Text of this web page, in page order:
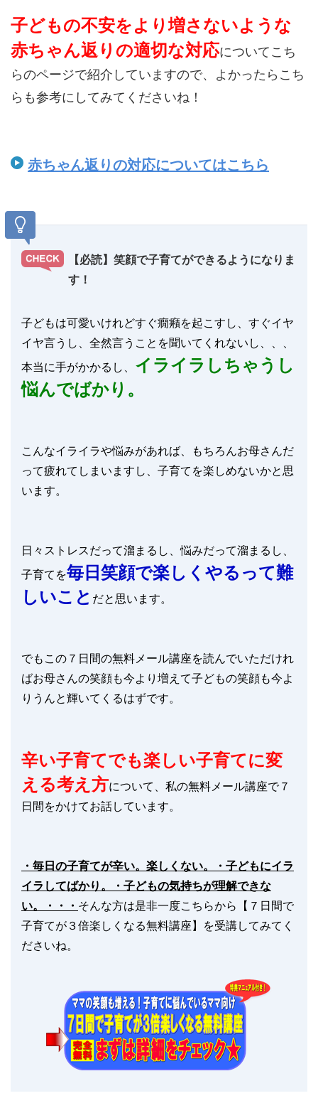
子どもの不安をより増さないような
赤ちゃん返りの適切な対応についてこち
らのページで紹介していますので、よかったらこち
らも参考にしてみてくださいね！
赤ちゃん返りの対応についてはこちら
【必読】笑顔で子育てができるようになりま
す！
子どもは可愛いけれどすぐ癇癪を起こすし、すぐイヤ
イヤ言うし、全然言うことを聞いてくれないし、、、
本当に手がかかるし、 イライラしちゃうし
悩んでばかり。
こんなイライラや悩みがあれば、もちろんお母さんだ
って疲れてしまいますし、子育てを楽しめないかと思
います。
日々ストレスだって溜まるし、悩みだって溜まるし、
子育てを毎日笑顔で楽しくやるって難
しいこと だと思います。
でもこの７日間の無料メール講座を読んでいただけれ
ばお母さんの笑顔も今より増えて子どもの笑顔も今よ
りうんと輝いてくるはずです。
辛い子育てでも楽しい子育てに変
える考え方について、私の無料メール講座で７
日間をかけてお話しています。
・毎日の子育てが辛い。楽しくない。
・子どもにイラ
イラしてばかり。
・子どもの気持ちが理解できな
い。・・・ そんな方は是非一度こちらから【７日間で
子育てが３倍楽しくなる無料講座】を受講してみてく
ださいね。